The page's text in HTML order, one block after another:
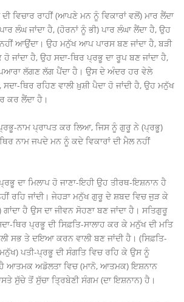
ਵਿਚਾਰ ਰਾਹੀਂ (ਆਪਣੇ ਮਨ ਨੂੰ ਵਿਕਾਰਾਂ ਵਲੋਂ) ਮਾਰ ਲੈਂਦਾ
ਲੰਘ ਜਾਂਦਾ ਹੈ, (ਹੋਰਨਾਂ ਨੂੰ ਭੀ) ਪਾਰ ਲੰਘਾ ਲੈਂਦਾ ਹੈ, ਉਹ
ਆਉਂਦਾ। ਉਹ ਮਨੁੱਖ ਆਪ ਪਾਰਸ ਬਣ ਜਾਂਦਾ ਹੈ, ਬੜੀ
ਹੋ ਜਾਂਦਾ ਹੈ, ਉਹ ਸਦਾ-ਥਿਰ ਪ੍ਰਭੂ ਦਾ ਰੂਪ ਬਣ ਜਾਂਦਾ ਹੈ,
ਲੱਗਣ ਲੱਗ ਪੈਂਦਾ ਹੈ। ਉਸ ਦੇ ਅੰਦਰ ਹਰ ਵੇਲੇ
ਥਿਰ ਰਹਿਣ ਵਾਲੀ ਖ਼ੁਸ਼ੀ ਪੈਦਾ ਹੋ ਜਾਂਦੀ ਹੈ, ਉਹ ਮਨੁੱਖ
ਕਰ ਲੈਂਦਾ ਹੈ।
ਨਾਮ ਪ੍ਰਾਪਤ ਕਰ ਲਿਆ, ਜਿਸ ਨੂੰ ਗੁਰੂ ਨੇ (ਪ੍ਰਭੂ)
ਨਾਮ ਜਪਦੇ ਮਨ ਨੂੰ ਕਦੇ ਵਿਕਾਰਾਂ ਦੀ ਮੈਲ ਨਹੀਂ
ਦਾ ਮਿਲਾਪ ਹੋ ਜਾਣਾ-ਇਹੀ ਉਹ ਤੀਰਥ-ਇਸ਼ਨਾਨ ਹੈ
ਰਹਿ ਜਾਂਦੀ। ਜੇਹੜਾ ਮਨੁੱਖ ਗੁਰੂ ਦੇ ਸ਼ਬਦ ਵਿਚ ਜੁੜ ਕੇ
ਹੈ ਉਸ ਦਾ ਜੀਵਨ ਸੋਹਣਾ ਬਣ ਜਾਂਦਾ ਹੈ। ਸਤਿਗੁਰੂ
ਥਿਰ ਪ੍ਰਭੂ ਦੀ ਸਿਫ਼ਤਿ-ਸਾਲਾਹ ਕਰ ਕੇ ਮਨੁੱਖ ਦੀ ਮਤਿ
ਸਭ ਤੇ ਦਇਆ ਕਰਨ ਵਾਲੀ ਬਣ ਜਾਂਦੀ ਹੈ। (ਸਿਫ਼ਤਿ-
ਪਤੀ-ਪ੍ਰਭੂ ਦੀ ਸੰਗਤਿ ਵਿਚ ਰਹਿ ਕੇ ਉਸ ਨੂੰ
ਆਤਮਕ ਅਡੋਲਤਾ ਵਿਚ (ਮਾਨੋ, ਆਤਮਕ) ਇਸ਼ਨਾਨ
ਸੁੱਚੇ ਤੋਂ ਸੁੱਚਾ ਤ੍ਰਿਬੇਣੀ ਸੰਗਮ (ਦਾ ਇਸ਼ਨਾਨ) ਹੈ।